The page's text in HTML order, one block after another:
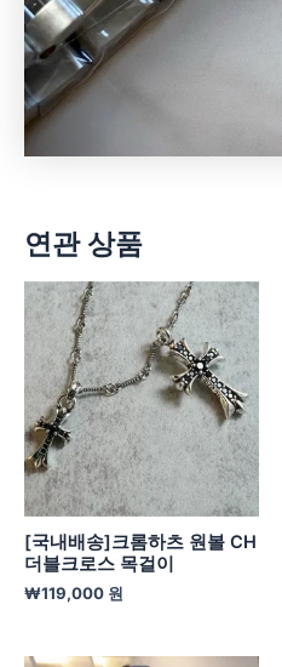
연관 상품
[국내배송]크롬하츠 원볼 CH
더블크로스 목걸이
₩119,000 원